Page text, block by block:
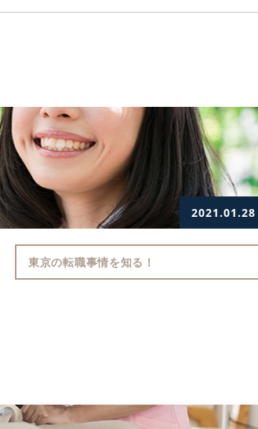
2021.01.28
東京の転職事情を知る！